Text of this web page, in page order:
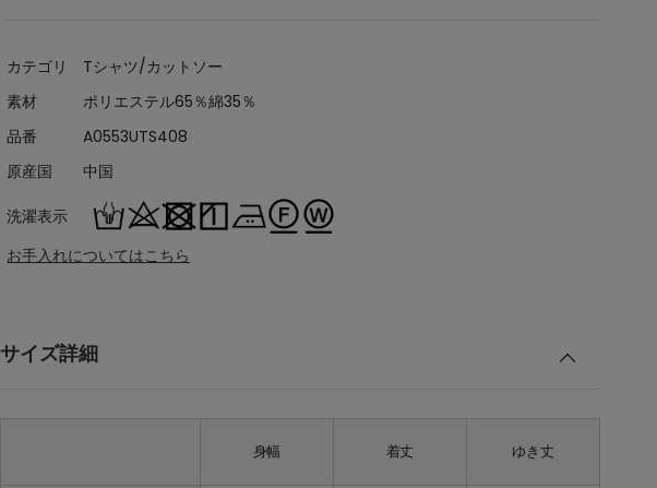
カテゴリ
Tシャツ/カットソー
素材
ポリエステル65％綿35％
品番
A0553UTS408
原産国
中国
洗濯表示
お手入れについてはこちら
サイズ詳細
身幅 着丈 ゆき丈